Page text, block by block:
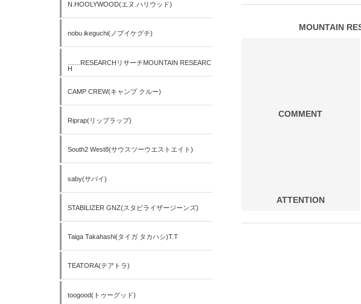
MOUNTAIN
COMMENT
ATTENTION
N.HOOLYWOOD(エヌ.ハリウッド)
nobu ikeguchi(ノブイケグチ)
.......RESEARCHリサーチMOUNTAIN RESEARC
H
CAMP CREW(キャンプ クルー)
Riprap(リップラップ)
South2 West8(サウスツーウエストエイト)
saby(サバイ)
STABILIZER GNZ(スタビライザージーンズ)
Taiga Takahashi(タイガ タカハシ)T.T
TEATORA(テアトラ)
toogood(トゥーグッド)